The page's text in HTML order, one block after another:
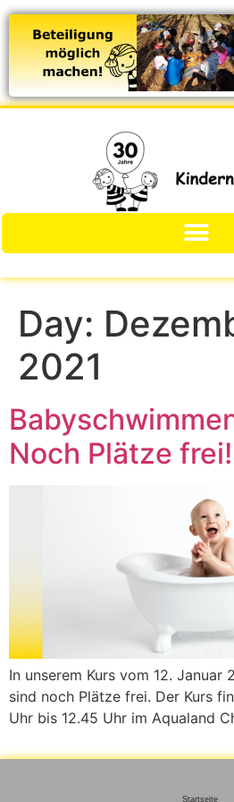
Day:
2021
Noch Plätze frei!
In unserem Kurs vom 12.
sind noch Plätze frei. Der Kurs
Uhr bis 12.45 Uhr im Aqualand
Startseite